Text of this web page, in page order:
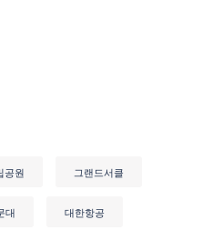
공원 그랜드서클
대 대한항공